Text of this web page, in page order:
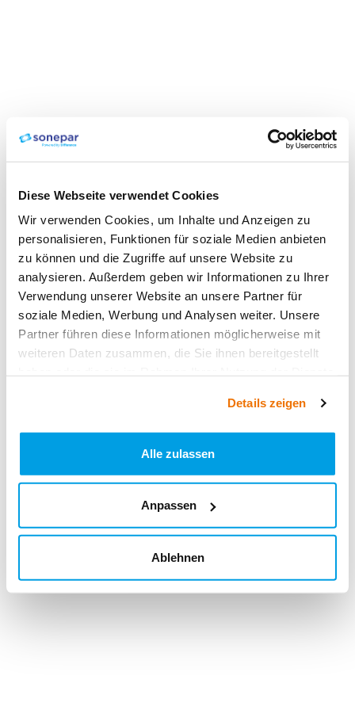
Diese Webseite verwendet Cookies
Wir verwenden Cookies, um Inhalte und Anzeigen zu
personalisieren, Funktionen für soziale Medien anbieten
zu können und die Zugriffe auf unsere Website zu
analysieren. Außerdem geben wir Informationen zu Ihrer
Verwendung unserer Website an unsere Partner für
soziale Medien, Werbung und Analysen weiter. Unsere
Partner führen diese Informationen möglicherweise mit
weiteren Daten zusammen, die Sie ihnen bereitgestellt
Details zeigen
Alle zulassen
Anpassen
Ablehnen